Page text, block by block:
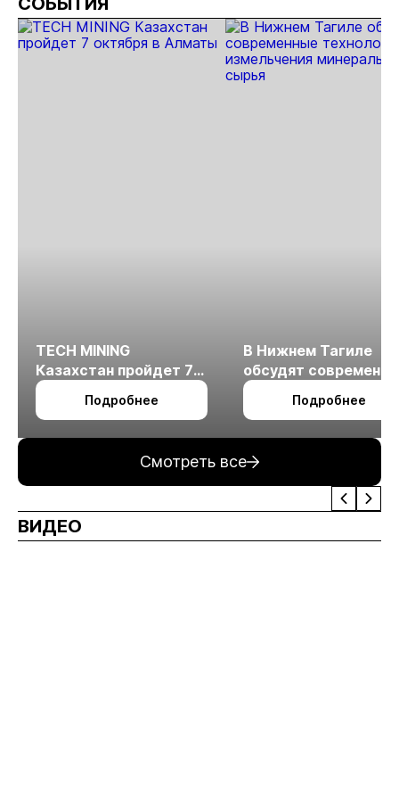
TECH MINING
Казахстан пройдет 7
октября в Алматы
Подробнее
В Нижнем Тагиле
обсудят
технологии
измельчения
Подробнее
Смотреть все
ВИДЕО